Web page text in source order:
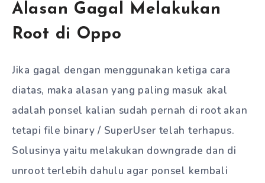
Alasan Gagal Melakukan
Root di Oppo
Jika gagal dengan menggunakan ketiga cara
diatas, maka alasan yang paling masuk akal
adalah ponsel kalian sudah pernah di root akan
tetapi file binary / SuperUser telah terhapus.
Solusinya yaitu melakukan downgrade dan di
unroot terlebih dahulu agar ponsel kembali